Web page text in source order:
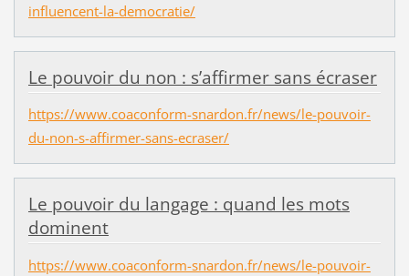
influencent-la-democratie/
Le pouvoir du non : s’affirmer sans écraser
https://www.coaconform-snardon.fr/news/le-pouvoir-
du-non-s-affirmer-sans-ecraser/
Le pouvoir du langage : quand les mots
dominent
https://www.coaconform-snardon.fr/news/le-pouvoir-